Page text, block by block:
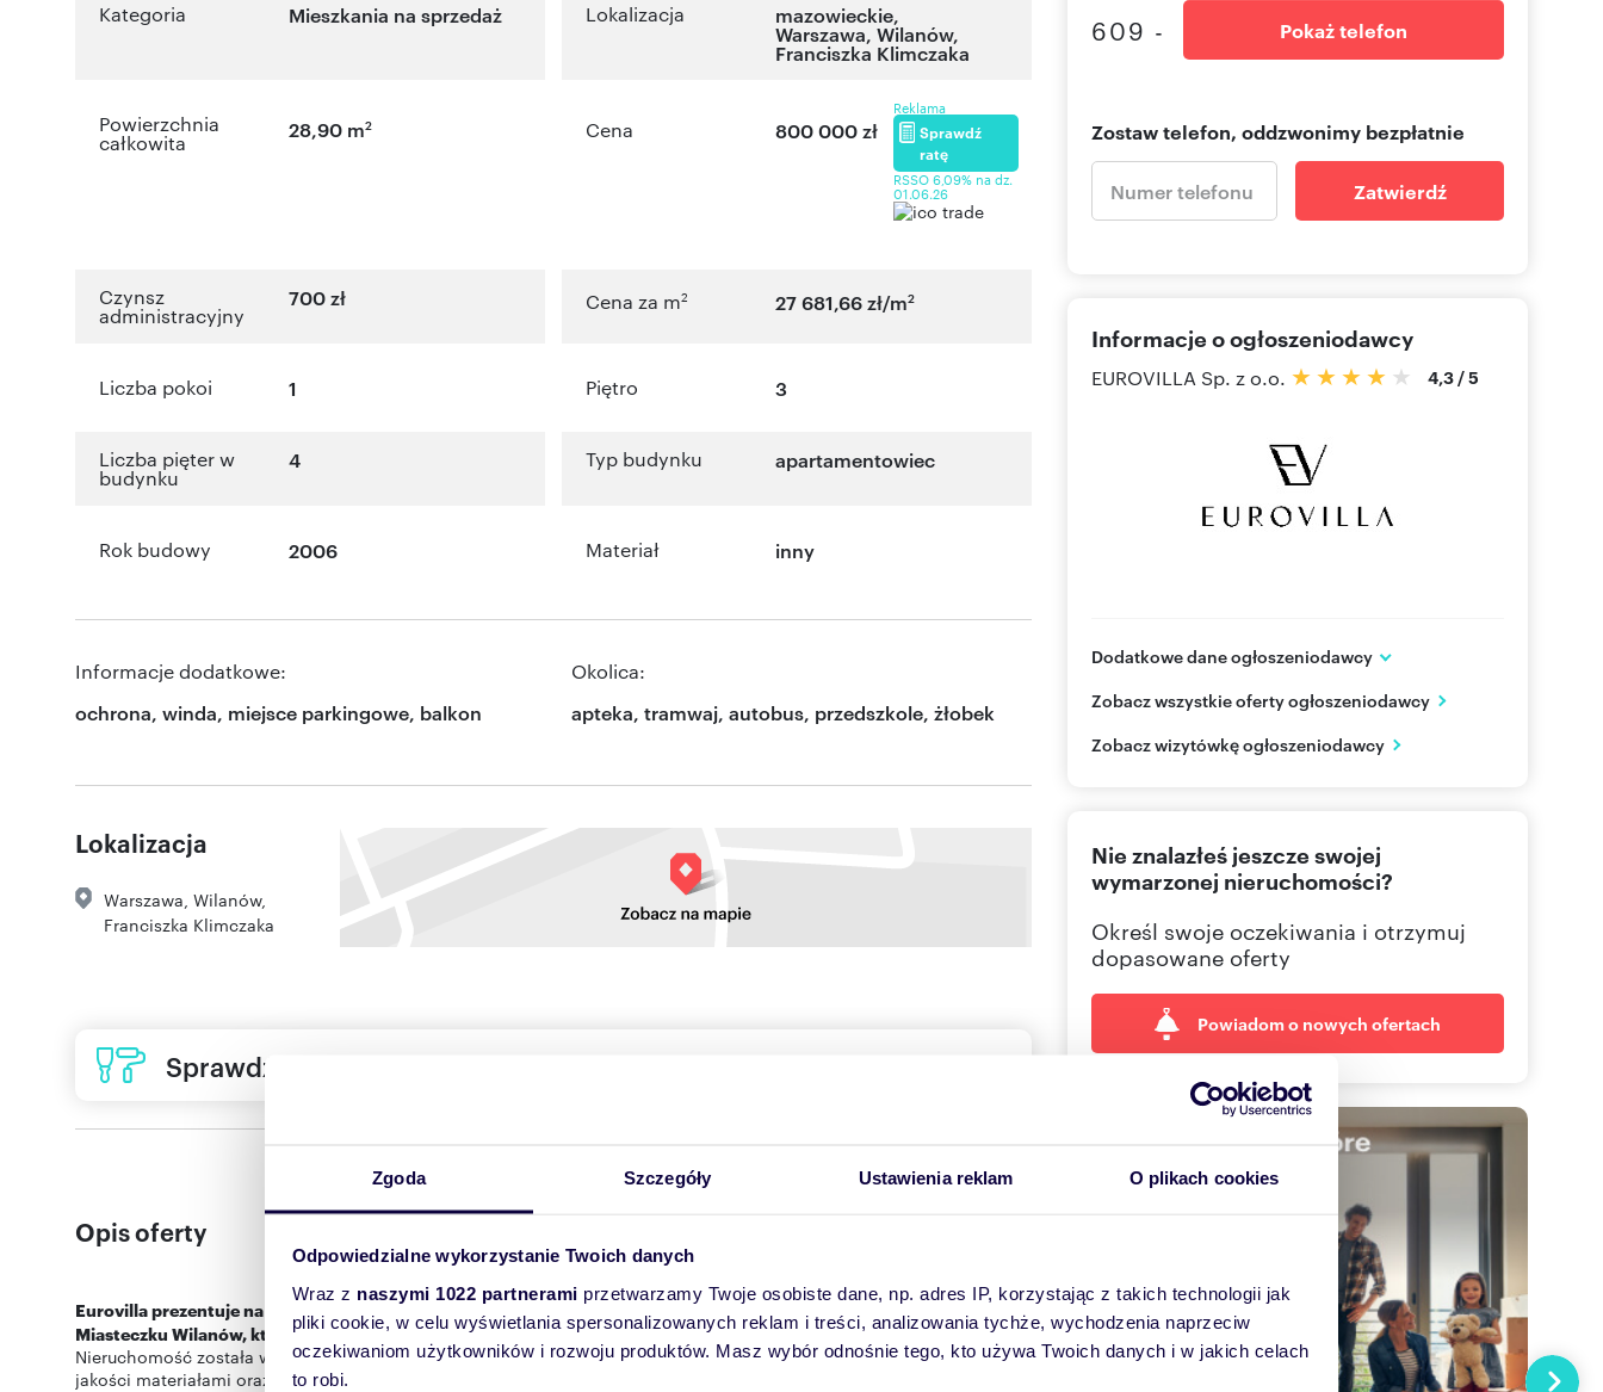
Zgoda Szczegóły Ustawienia reklam O plikach cookies
Odpowiedzialne wykorzystanie Twoich danych
Wraz z naszymi 1022 partnerami przetwarzamy Twoje osobiste dane, np. adres IP, korzystając z takich technologii jak
pliki cookie, w celu wyświetlania spersonalizowanych reklam i treści, analizowania tychże, wychodzenia naprzeciw
oczekiwaniom użytkowników i rozwoju produktów. Masz wybór odnośnie tego, kto używa Twoich danych i w jakich celach
to robi.
Kategoria Mieszkania na sprzedaż Lokalizacja mazowieckie,
Warszawa,Wilanów,
Franciszka Klimczaka
Powierzchnia
całkowita
28,90 m2 Cena 800 000 zł
Reklama
Sprawdź
ratę
RSSO 6,09% na dz.
01.06.26
Czynsz
administracyjny
700 zł Cena za m2 27 681,66 zł/m2
Liczba pokoi 1 Piętro 3
Liczba pięter w
budynku
4 Typ budynku apartamentowiec
Rok budowy 2006 Materiał inny
Informacje dodatkowe:
ochrona, winda, miejsce parkingowe, balkon
Okolica:
apteka, tramwaj, autobus, przedszkole, żłobek
Lokalizacja
Warszawa, Wilanów,
Franciszka Klimczaka
Sprawdź ofertę usług remontowych
Opis oferty
Eurovilla prezentuje na sprzedaż kawalerkę o powierzchni 28.9 m², usytuowaną na 3 piętrze prestiżowego budynku w
Miasteczku Wilanów, którą wyróżnia nowoczesne wnętrze z dużym balkonem - idealna pod inwestycję lub na start.
Nieruchomość została wykończona z dbałością o detale i gotowa do zamieszkania. Mieszkanie wyróżnia się wysokiej
jakości materiałami oraz funkcjonalnym układem, który zapewnia komfort codziennego użytkowania.
609 - Pokaż telefon
Zostaw telefon, oddzwonimy bezpłatnie
Zatwierdź
Informacje o ogłoszeniodawcy
EUROVILLA Sp. z o.o. 4,3 /5
Dodatkowe dane ogłoszeniodawcy
Warszawa, Wilanów
PL
Zobacz wszystkie oferty ogłoszeniodawcy
Zobacz wizytówkę ogłoszeniodawcy
Nie znalazłeś jeszcze swojej
wymarzonej nieruchomości?
Określ swoje oczekiwania i otrzymuj
dopasowane oferty
Powiadom o nowych ofertach